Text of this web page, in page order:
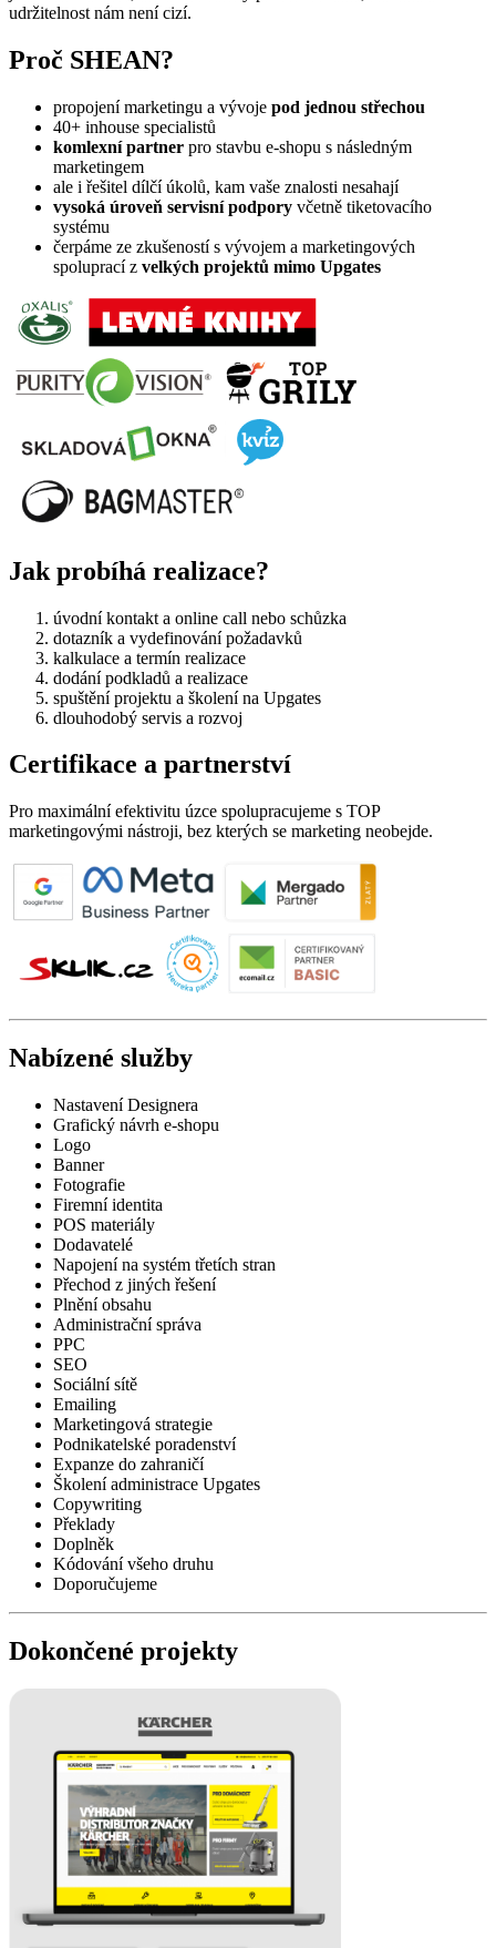
udržitelnost nám není cizí.
Proč SHEAN?
propojení marketingu a vývoje pod jednou střechou
40+ inhouse specialistů
komlexní partner pro stavbu e-shopu s následným
marketingem
ale i řešitel dílčí úkolů, kam vaše znalosti nesahají
vysoká úroveň servisní podpory včetně tiketovacího
systému
čerpáme ze zkušeností s vývojem a marketingových
spoluprací z velkých projektů mimo Upgates
Jak probíhá realizace?
úvodní kontakt a online call nebo schůzka
dotazník a vydefinování požadavků
kalkulace a termín realizace
dodání podkladů a realizace
spuštění projektu a školení na Upgates
dlouhodobý servis a rozvoj
Certifikace a partnerství
Pro maximální efektivitu úzce spolupracujeme s TOP
marketingovými nástroji, bez kterých se marketing neobejde.
Nabízené služby
Nastavení Designera
Grafický návrh e-shopu
Logo
Banner
Fotografie
Firemní identita
POS materiály
Dodavatelé
Napojení na systém třetích stran
Přechod z jiných řešení
Plnění obsahu
Administrační správa
PPC
SEO
Sociální sítě
Emailing
Marketingová strategie
Podnikatelské poradenství
Expanze do zahraničí
Školení administrace Upgates
Copywriting
Překlady
Doplněk
Kódování všeho druhu
Doporučujeme
Dokončené projekty